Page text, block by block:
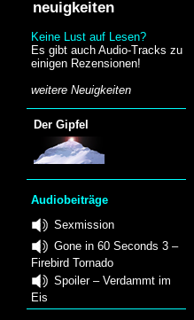
neuigkeiten
Keine Lust auf Lesen?
Es gibt auch Audio-Tracks zu
einigen Rezensionen!
weitere Neuigkeiten
Der Gipfel
Audiobeiträge
Sexmission
Gone in 60 Seconds 3 –
Firebird Tornado
Spoiler – Verdammt im
Eis